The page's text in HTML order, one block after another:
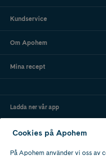
Kundservice
Om Apohem
Mina recept
Ladda ner vår app
Cookies på Apohem
På Apohem använder vi oss av